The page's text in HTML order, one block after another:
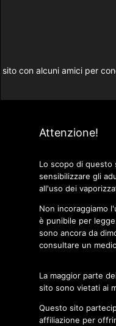
con alcuni amici per
Attenzione!
Lo scopo di
sensibilizzare gli
all'uso dei
Non incoraggiamo
è punibile per
sono ancora da
consultare un
La maggior parte
sito sono vietati ai
Questo sito
affiliazione per